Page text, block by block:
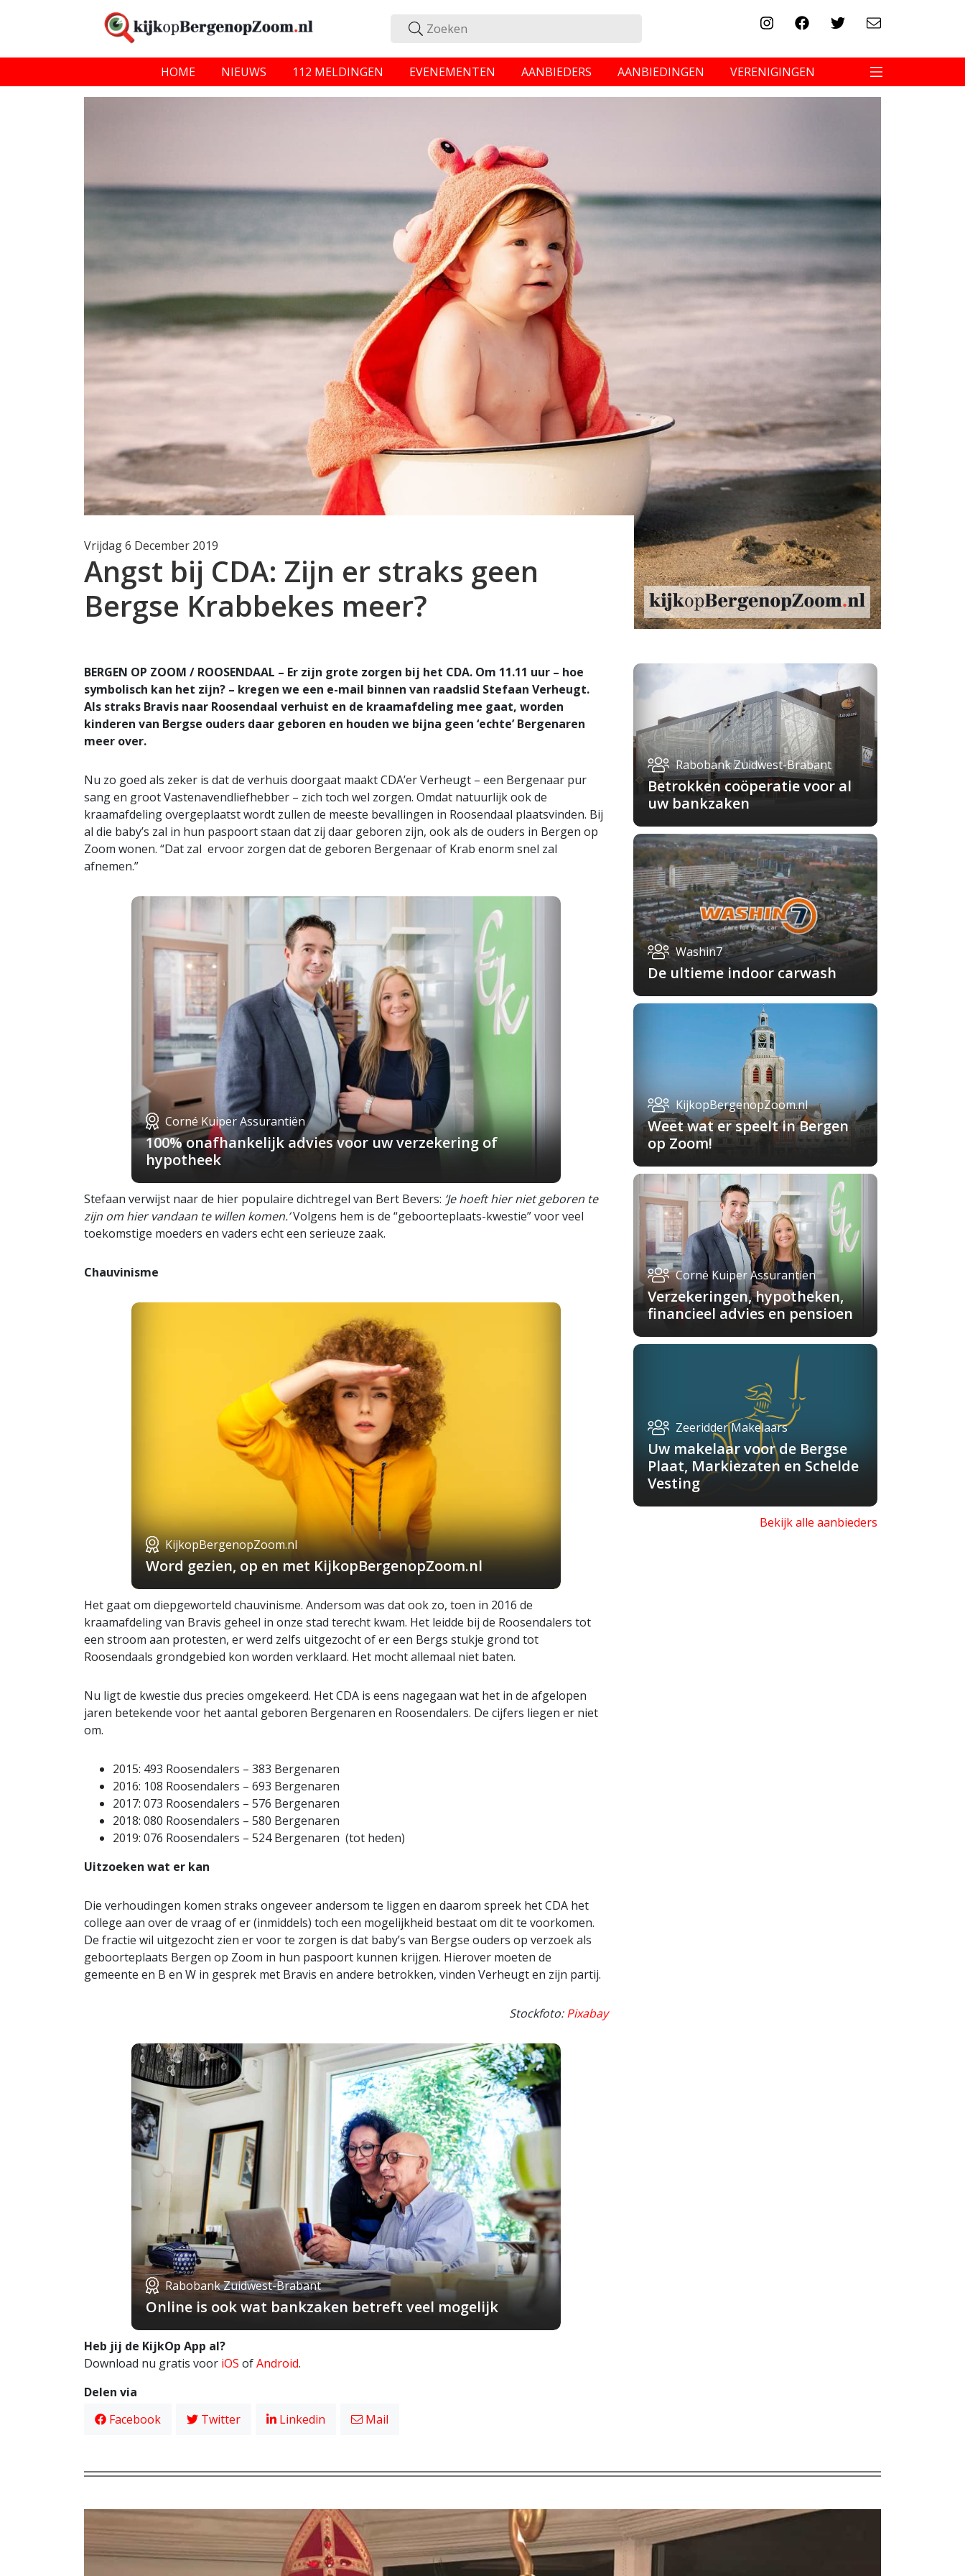
HOME NIEUWS 112 MELDINGEN EVENEMENTEN AANBIEDERS AANBIEDINGEN VERENIGINGEN
Vrijdag 6 December 2019
Angst bij CDA: Zijn er straks geen
Bergse Krabbekes meer?
BERGEN OP ZOOM / ROOSENDAAL – Er zijn grote zorgen bij het CDA. Om 11.11 uur – hoe
symbolisch kan het zijn? – kregen we een e-mail binnen van raadslid Stefaan Verheugt.
Als straks Bravis naar Roosendaal verhuist en de kraamafdeling mee gaat, worden
kinderen van Bergse ouders daar geboren en houden we bijna geen ‘echte’ Bergenaren
meer over.
Nu zo goed als zeker is dat de verhuis doorgaat maakt CDA’er Verheugt – een Bergenaar pur
sang en groot Vastenavendliefhebber – zich toch wel zorgen. Omdat natuurlijk ook de
kraamafdeling overgeplaatst wordt zullen de meeste bevallingen in Roosendaal plaatsvinden. Bij
al die baby’s zal in hun paspoort staan dat zij daar geboren zijn, ook als de ouders in Bergen op
Zoom wonen. “Dat zal ervoor zorgen dat de geboren Bergenaar of Krab enorm snel zal
afnemen.”
Corné Kuiper Assurantiën
100% onafhankelijk advies voor uw verzekering of
hypotheek
Stefaan verwijst naar de hier populaire dichtregel van Bert Bevers: ‘Je hoeft hier niet geboren te
zijn om hier vandaan te willen komen.’Volgens hem is de “geboorteplaats-kwestie” voor veel
toekomstige moeders en vaders echt een serieuze zaak.
Chauvinisme
KijkopBergenopZoom.nl
Word gezien, op en met KijkopBergenopZoom.nl
Het gaat om diepgeworteld chauvinisme. Andersom was dat ook zo, toen in 2016 de
kraamafdeling van Bravis geheel in onze stad terecht kwam. Het leidde bij de Roosendalers tot
een stroom aan protesten, er werd zelfs uitgezocht of er een Bergs stukje grond tot
Roosendaals grondgebied kon worden verklaard. Het mocht allemaal niet baten.
Nu ligt de kwestie dus precies omgekeerd. Het CDA is eens nagegaan wat het in de afgelopen
jaren betekende voor het aantal geboren Bergenaren en Roosendalers. De cijfers liegen er niet
om.
2015: 493 Roosendalers – 383 Bergenaren
2016: 108 Roosendalers – 693 Bergenaren
2017: 073 Roosendalers – 576 Bergenaren
2018: 080 Roosendalers – 580 Bergenaren
2019: 076 Roosendalers – 524 Bergenaren (tot heden)
Uitzoeken wat er kan
Die verhoudingen komen straks ongeveer andersom te liggen en daarom spreek het CDA het
college aan over de vraag of er (inmiddels) toch een mogelijkheid bestaat om dit te voorkomen.
De fractie wil uitgezocht zien er voor te zorgen is dat baby’s van Bergse ouders op verzoek als
geboorteplaats Bergen op Zoom in hun paspoort kunnen krijgen. Hierover moeten de
gemeente en B en W in gesprek met Bravis en andere betrokken, vinden Verheugt en zijn partij.
Stockfoto:Pixabay
Rabobank Zuidwest-Brabant
Online is ook wat bankzaken betreft veel mogelijk
Heb jij de KijkOp App al?
Download nu gratis voor iOS ofAndroid.
Delen via
Facebook
Twitter Linkedin Mail
Rabobank Zuidwest-Brabant
Betrokken coöperatie voor al
uw bankzaken
Washin7
De ultieme indoor carwash
KijkopBergenopZoom.nl
Weet wat er speelt in Bergen
op Zoom!
Corné Kuiper Assurantiën
Verzekeringen, hypotheken,
financieel advies en pensioen
Zeeridder Makelaars
Uw makelaar voor de Bergse
Plaat, Markiezaten en Schelde
Vesting
Bekijk alle aanbieders